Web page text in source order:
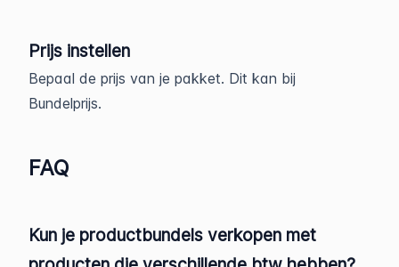
Prijs instellen
Bepaal de prijs van je pakket. Dit kan bij
Bundelprijs.
FAQ
Kun je productbundels verkopen met